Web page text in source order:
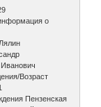
о
Возраст
Пензенская